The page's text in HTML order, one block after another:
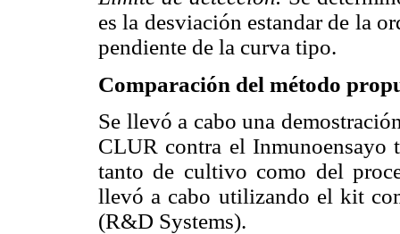
es la desviación estandar de la
pendiente de la curva tipo.
Comparación del método
Se llevó a cabo una
CLUR contra el Inmunoensayo
tanto de cultivo como del
llevó a cabo utilizando el kit
(R&D Systems).